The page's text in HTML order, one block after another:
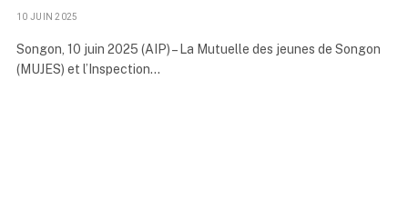
10 JUIN 2025
Songon, 10 juin 2025 (AIP) – La Mutuelle des jeunes de Songon
(MUJES) et l’Inspection…